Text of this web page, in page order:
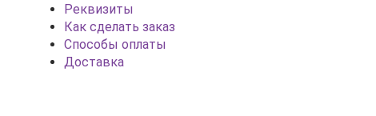
Реквизиты
Как сделать заказ
Способы оплаты
Доставка